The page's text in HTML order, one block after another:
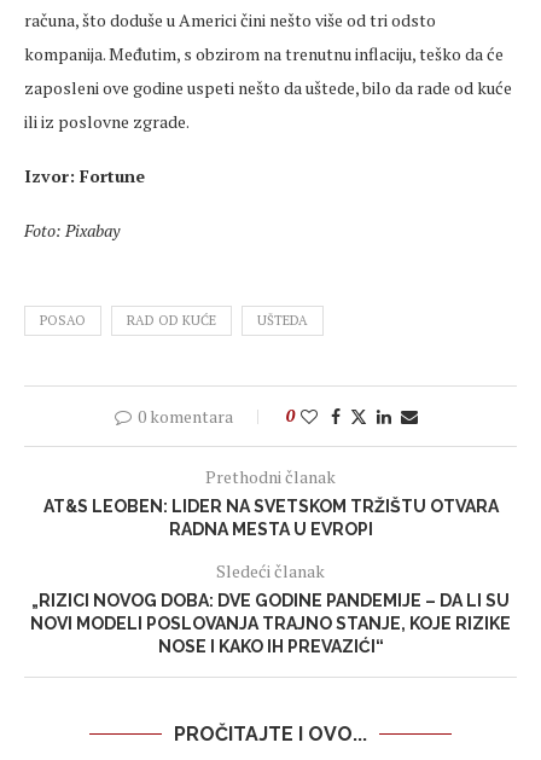
računa, što doduše u Americi čini nešto više od tri odsto
kompanija. Međutim, s obzirom na trenutnu inflaciju, teško da će
zaposleni ove godine uspeti nešto da uštede, bilo da rade od kuće
ili iz poslovne zgrade.
Izvor: Fortune
Foto: Pixabay
POSAO RAD OD KUĆE UŠTEDA
0 komentara 0
Prethodni članak
AT&S LEOBEN: LIDER NA SVETSKOM TRŽIŠTU OTVARA
RADNA MESTA U EVROPI
Sledeći članak
„RIZICI NOVOG DOBA: DVE GODINE PANDEMIJE – DA LI SU
NOVI MODELI POSLOVANJA TRAJNO STANJE, KOJE RIZIKE
NOSE I KAKO IH PREVAZIĆI“
PROČITAJTE I OVO...